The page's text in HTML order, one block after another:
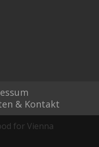
& Kontakt
for Vienna